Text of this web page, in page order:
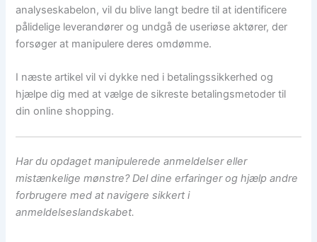
analyseskabelon, vil du blive langt bedre til at identificere
pålidelige leverandører og undgå de useriøse aktører, der
forsøger at manipulere deres omdømme.
I næste artikel vil vi dykke ned i betalingssikkerhed og
hjælpe dig med at vælge de sikreste betalingsmetoder til
din online shopping.
Har du opdaget manipulerede anmeldelser eller
mistænkelige mønstre? Del dine erfaringer og hjælp andre
forbrugere med at navigere sikkert i
anmeldelseslandskabet.